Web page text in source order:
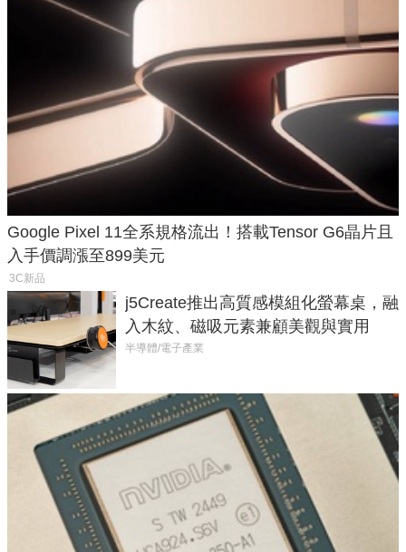
Google Pixel 11全系規格流出！搭載Tensor G6晶片且
入手價調漲至899美元
3C新品
j5Create推出高質感模組化螢幕桌，融
入木紋、磁吸元素兼顧美觀與實用
半導體/電子產業